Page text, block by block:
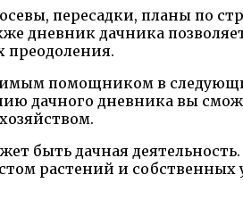
пересадки, планы по
дневник дачника
преодоления.
помощником в
дачного дневника вы
быть дачная
растений и собственных